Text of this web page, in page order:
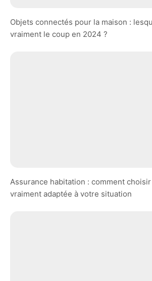
Objets connectés pour la maison :
vraiment le coup en 2024 ?
Assurance habitation : comment
vraiment adaptée à votre situation